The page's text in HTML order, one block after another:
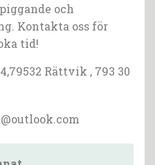
och
Kontakta oss för
tid!
Rättvik , 793 30